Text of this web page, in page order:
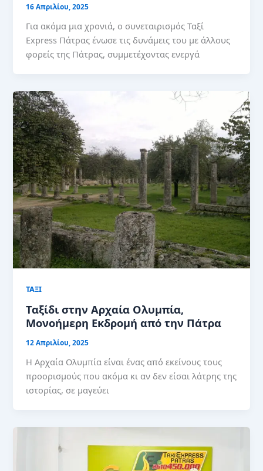
16 Απριλίου, 2025
Για ακόμα μια χρονιά, ο συνεταιρισμός Ταξί
Express Πάτρας ένωσε τις δυνάμεις του με άλλους
φορείς της Πάτρας, συμμετέχοντας ενεργά
ΤΑΞΙ
Ταξίδι στην Αρχαία Ολυμπία,
Μονοήμερη Εκδρομή από την Πάτρα
12 Απριλίου, 2025
Η Αρχαία Ολυμπία είναι ένας από εκείνους τους
προορισμούς που ακόμα κι αν δεν είσαι λάτρης της
ιστορίας, σε μαγεύει